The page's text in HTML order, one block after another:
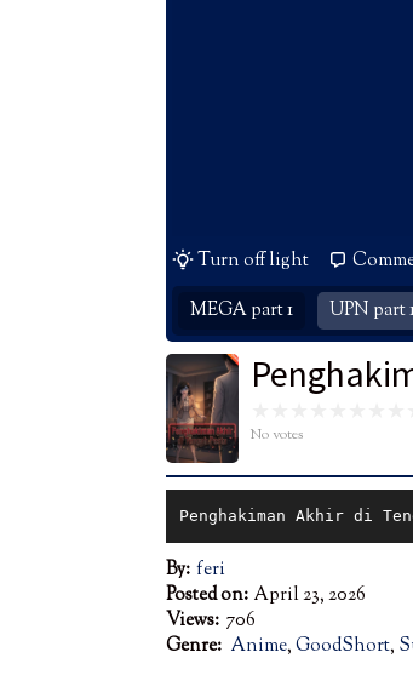
Turn off light
MEGA part 1
UPN part
No votes
Penghakiman Akhir di
By: feri
Posted on: April 23, 2026
Views: 706
Genre: Anime,GoodShort,